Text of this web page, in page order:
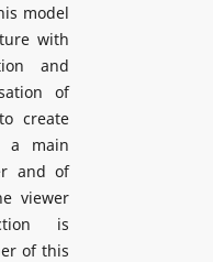
model
with
and
of
create
a main
and of
viewer
is
of this